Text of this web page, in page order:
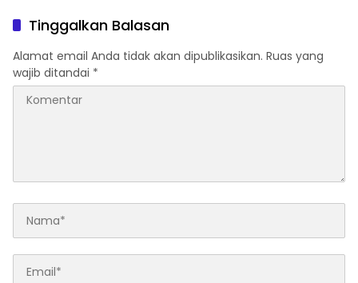
Tinggalkan Balasan
Alamat email Anda tidak akan dipublikasikan. Ruas yang
wajib ditandai *